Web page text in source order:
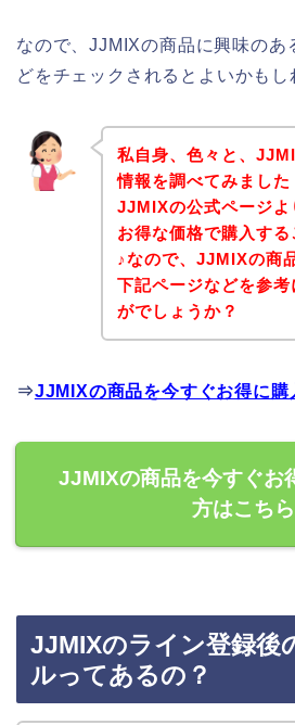
なので、JJMIXの商品に興味のあ
どをチェックされるとよいかもし
私自身、色々と、
情報を調べてみまし
JJMIXの公式ページ
お得な価格で購入す
♪なので、JJMIXの商
下記ページなどを参
がでしょうか？
⇒JJMIXの商品を今すぐお得に購
JJMIXの商品を今すぐお
方はこちら
JJMIXのライン登録後
ルってあるの？